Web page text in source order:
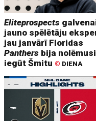
Eliteprospects
jauno spēlētāju
jau janvārī Floridas
Panthers bija nolēmusi
iegūt Šmitu © DIENA